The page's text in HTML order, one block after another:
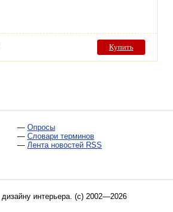
Купить
— Опросы
— Словари терминов
— Лента новостей RSS
интерьера. (c) 2002—2026